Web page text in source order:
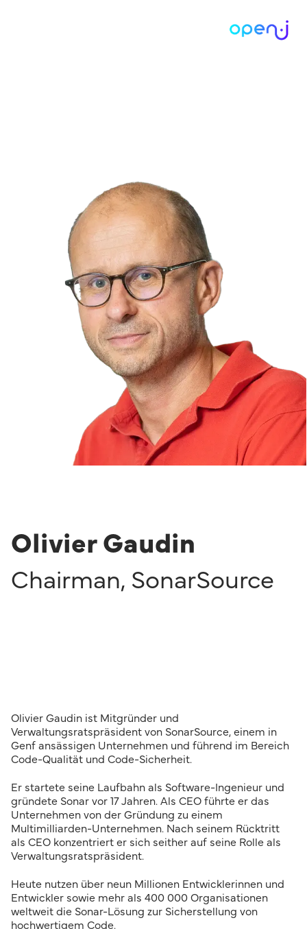
Olivier Gaudin
Chairman, SonarSource
Olivier Gaudin ist Mitgründer und
Verwaltungsratspräsident von SonarSource, einem in
Genf ansässigen Unternehmen und führend im Bereich
Code-Qualität und Code-Sicherheit.
Er startete seine Laufbahn als Software-Ingenieur und
gründete Sonar vor 17 Jahren. Als CEO führte er das
Unternehmen von der Gründung zu einem
Multimilliarden-Unternehmen. Nach seinem Rücktritt
als CEO konzentriert er sich seither auf seine Rolle als
Verwaltungsratspräsident.
Heute nutzen über neun Millionen Entwicklerinnen und
Entwickler sowie mehr als 400 000 Organisationen
weltweit die Sonar-Lösung zur Sicherstellung von
hochwertigem Code.